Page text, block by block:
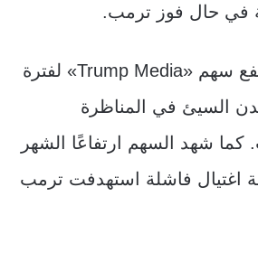
في حال فوز ترمب.
في شهر يونيو، ارتفع سهم «Trump Media» لفترة
السيئ في المناظرة
كما شهد السهم ارتفاعًا الشهر
اغتيال فاشلة استهدفت ترمب